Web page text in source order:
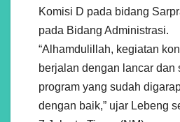
Komisi D pada bidang
pada Bidang Administrasi.
“Alhamdulillah, kegiatan
berjalan dengan lancar dan
program yang sudah
dengan baik,” ujar Lebeng